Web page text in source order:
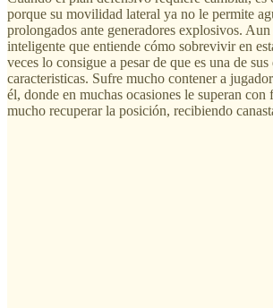
porque su movilidad lateral ya no le permite
prolongados ante generadores explosivos.
inteligente que entiende cómo sobrevivir en
veces lo consigue a pesar de que es una de
caracteristicas. Sufre mucho contener a
él, donde en muchas ocasiones le superan con
mucho recuperar la posición, recibiendo